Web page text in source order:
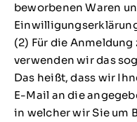
beworbenen Waren
(2) Für die
verwenden wir das
Das heißt, dass wir
E-Mail an die
in welcher wir Sie um